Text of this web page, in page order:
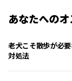
あなたへの
老犬こそ散歩が必
対処法